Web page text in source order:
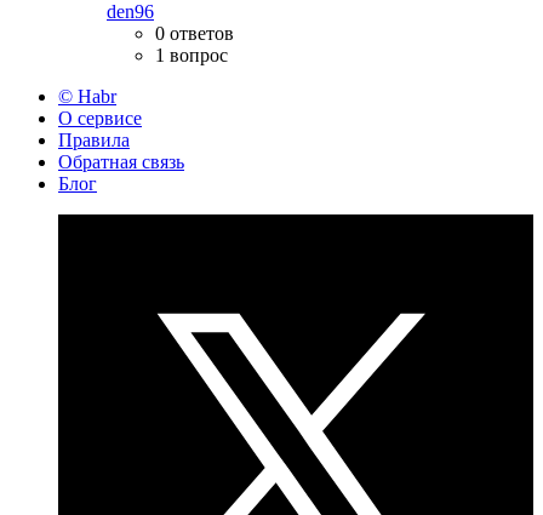
den96
0 ответов
1 вопрос
© Habr
О сервисе
Правила
Обратная связь
Блог